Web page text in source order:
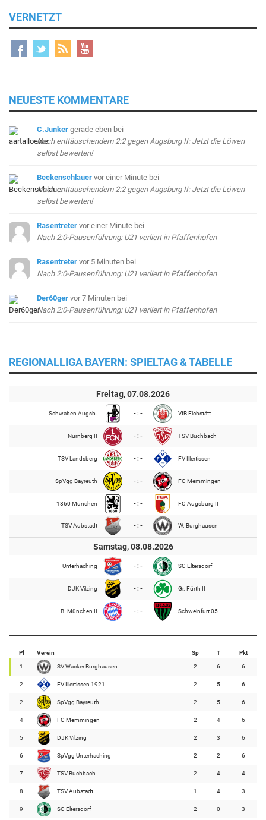
VERNETZT
NEUESTE KOMMENTARE
C.Junker gerade eben bei
Nach enttäuschendem 2:2 gegen Augsburg II: Jetzt die Löwen
selbst bewerten!
Beckenschlauer vor einer Minute bei
Nach enttäuschendem 2:2 gegen Augsburg II: Jetzt die Löwen
selbst bewerten!
Rasentreter vor einer Minute bei
Nach 2:0-Pausenführung: U21 verliert in Pfaffenhofen
Rasentreter vor 5 Minuten bei
Nach 2:0-Pausenführung: U21 verliert in Pfaffenhofen
Der60ger vor 7 Minuten bei
Nach 2:0-Pausenführung: U21 verliert in Pfaffenhofen
REGIONALLIGA BAYERN: SPIELTAG & TABELLE
Freitag, 07.08.2026
Schwaben Augsb. - : - VfB Eichstätt
Nürnberg II - : - TSV Buchbach
TSV Landsberg - : - FV Illertissen
SpVgg Bayreuth - : - FC Memmingen
1860 München - : - FC Augsburg II
TSV Aubstadt - : - W. Burghausen
Samstag, 08.08.2026
Unterhaching - : - SC Eltersdorf
DJK Vilzing - : - Gr. Fürth II
B. München II - : - Schweinfurt 05
Pl Verein Sp T Pkt
1 SV Wacker Burghausen 2 6 6
2 FV Illertissen 1921 2 5 6
2 SpVgg Bayreuth 2 5 6
4 FC Memmingen 2 4 6
5 DJK Vilzing 2 3 6
6 SpVgg Unterhaching 2 2 6
7 TSV Buchbach 2 4 4
8 TSV Aubstadt 1 4 3
9 SC Eltersdorf 2 0 3